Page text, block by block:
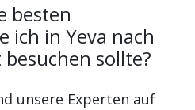
besten
ich in Yeva nach
sollte?
unsere Experten auf